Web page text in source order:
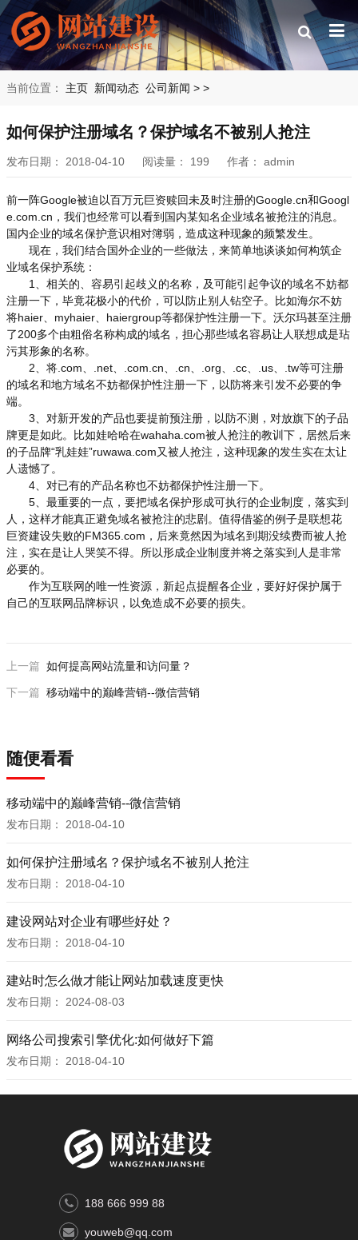
当前位置： 主页 >
新闻动态 >
公司新闻
如何保护注册域名？保护域名不被别人抢注
发布日期： 2018-04-10 阅读量： 199 作者： admin
前一阵Google被迫以百万元巨资赎回未及时注册的Google.cn和Googl
e.com.cn，我们也经常可以看到国内某知名企业域名被抢注的消息。
国内企业的域名保护意识相对簿弱，造成这种现象的频繁发生。
现在，我们结合国外企业的一些做法，来简单地谈谈如何构筑企
业域名保护系统：
1、相关的、容易引起歧义的名称，及可能引起争议的域名不妨都
注册一下，毕竟花极小的代价，可以防止别人钻空子。比如海尔不妨
将haier、myhaier、haiergroup等都保护性注册一下。沃尔玛甚至注册
了200多个由粗俗名称构成的域名，担心那些域名容易让人联想成是玷
污其形象的名称。
2、将.com、.net、.com.cn、.cn、.org、.cc、.us、.tw等可注册
的域名和地方域名不妨都保护性注册一下，以防将来引发不必要的争
端。
3、对新开发的产品也要提前预注册，以防不测，对放旗下的子品
牌更是如此。比如娃哈哈在wahaha.com被人抢注的教训下，居然后来
的子品牌“乳娃娃”ruwawa.com又被人抢注，这种现象的发生实在太让
人遗憾了。
4、对已有的产品名称也不妨都保护性注册一下。
5、最重要的一点，要把域名保护形成可执行的企业制度，落实到
人，这样才能真正避免域名被抢注的悲剧。值得借鉴的例子是联想花
巨资建设失败的FM365.com，后来竟然因为域名到期没续费而被人抢
注，实在是让人哭笑不得。所以形成企业制度并将之落实到人是非常
必要的。
作为互联网的唯一性资源，新起点提醒各企业，要好好保护属于
自己的互联网品牌标识，以免造成不必要的损失。
上一篇 如何提高网站流量和访问量？
下一篇 移动端中的巅峰营销--微信营销
随便看看
移动端中的巅峰营销--微信营销
发布日期： 2018-04-10
如何保护注册域名？保护域名不被别人抢注
发布日期： 2018-04-10
建设网站对企业有哪些好处？
发布日期： 2018-04-10
建站时怎么做才能让网站加载速度更快
发布日期： 2024-08-03
网络公司搜索引擎优化:如何做好下篇
发布日期： 2018-04-10
188 666 999 88
youweb@qq.com